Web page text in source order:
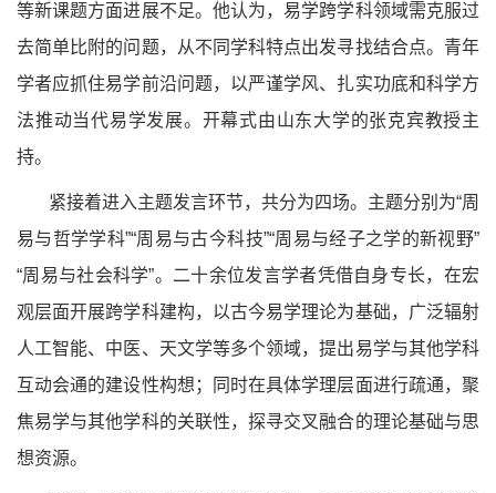
等新课题方面进展不足。他认为，易学跨学科领域需克服过
去简单比附的问题，从不同学科特点出发寻找结合点。青年
学者应抓住易学前沿问题，以严谨学风、扎实功底和科学方
法推动当代易学发展。开幕式由山东大学的张克宾教授主
持。
紧接着进入主题发言环节，共分为四场。主题分别为“周
易与哲学学科”“周易与古今科技”“周易与经子之学的新视野”
“周易与社会科学”。二十余位发言学者凭借自身专长，在宏
观层面开展跨学科建构，以古今易学理论为基础，广泛辐射
人工智能、中医、天文学等多个领域，提出易学与其他学科
互动会通的建设性构想；同时在具体学理层面进行疏通，聚
焦易学与其他学科的关联性，探寻交叉融合的理论基础与思
想资源。